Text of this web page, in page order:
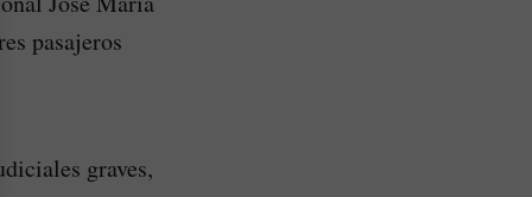
pasajeros
graves,